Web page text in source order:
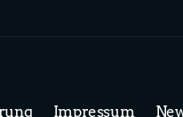
Impressum